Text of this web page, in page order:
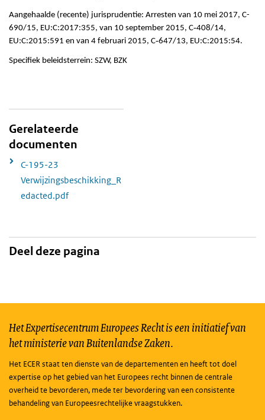
Aangehaalde (recente) jurisprudentie: Arresten van 10 mei 2017, C-
690/15, EU:C:2017:355, van 10 september 2015, C‑408/14,
EU:C:2015:591 en van 4 februari 2015, C‑647/13, EU:C:2015:54.
Specifiek beleidsterrein: SZW, BZK
Gerelateerde
documenten
C-195-23
Verwijzingsbeschikking_R
edacted.pdf
Deel deze pagina
Het Expertisecentrum Europees Recht is een initiatief van
het ministerie van Buitenlandse Zaken.
Het ECER staat ten dienste van de departementen en heeft tot doel
expertise op het gebied van het Europees recht binnen de centrale
overheid te bevorderen, mede ter bevordering van een consistente
behandeling van Europeesrechtelijke vraagstukken.